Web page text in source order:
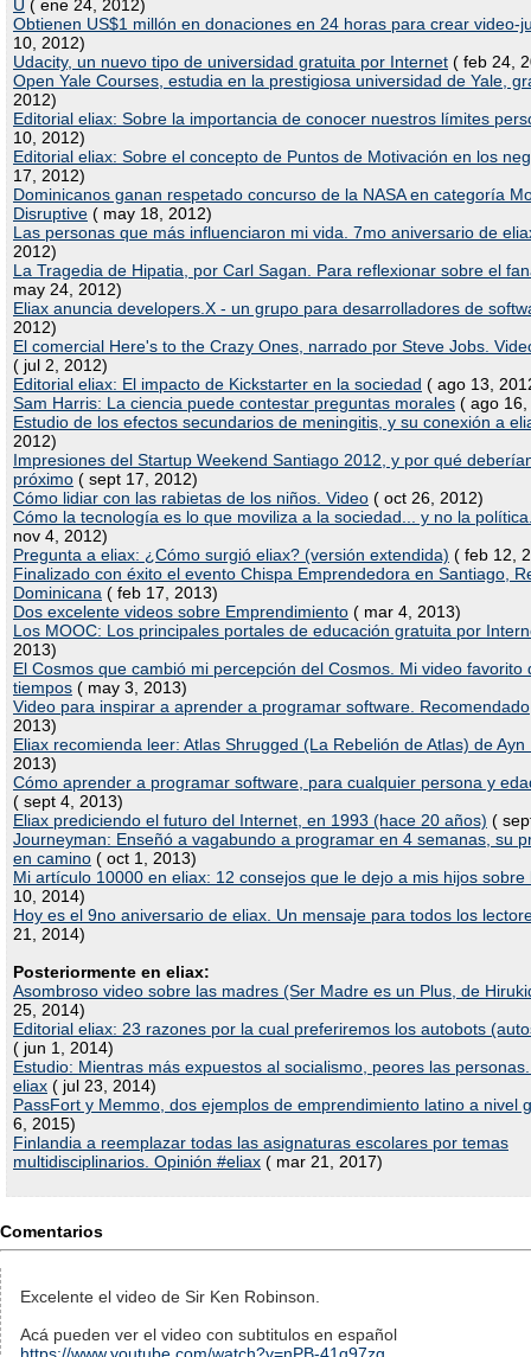
U ( ene 24, 2012)
Obtienen US$1 millón en donaciones en 24 horas para crear video-
10, 2012)
Udacity, un nuevo tipo de universidad gratuita por Internet ( feb 24,
Open Yale Courses, estudia en la prestigiosa universidad de Yale,
2012)
Editorial eliax: Sobre la importancia de conocer nuestros límites
10, 2012)
Editorial eliax: Sobre el concepto de Puntos de Motivación en los
17, 2012)
Dominicanos ganan respetado concurso de la NASA en categoría
Disruptive ( may 18, 2012)
Las personas que más influenciaron mi vida. 7mo aniversario de
2012)
La Tragedia de Hipatia, por Carl Sagan. Para reflexionar sobre el
may 24, 2012)
Eliax anuncia developers.X - un grupo para desarrolladores de
2012)
El comercial Here's to the Crazy Ones, narrado por Steve Jobs.
( jul 2, 2012)
Editorial eliax: El impacto de Kickstarter en la sociedad ( ago 13,
Sam Harris: La ciencia puede contestar preguntas morales ( ago
Estudio de los efectos secundarios de meningitis, y su conexión a
2012)
Impresiones del Startup Weekend Santiago 2012, y por qué
próximo ( sept 17, 2012)
Cómo lidiar con las rabietas de los niños. Video ( oct 26, 2012)
Cómo la tecnología es lo que moviliza a la sociedad... y no la
nov 4, 2012)
Pregunta a eliax: ¿Cómo surgió eliax? (versión extendida) ( feb 12,
Finalizado con éxito el evento Chispa Emprendedora en Santiago,
Dominicana ( feb 17, 2013)
Dos excelente videos sobre Emprendimiento ( mar 4, 2013)
Los MOOC: Los principales portales de educación gratuita por
2013)
El Cosmos que cambió mi percepción del Cosmos. Mi video favorito
tiempos ( may 3, 2013)
Video para inspirar a aprender a programar software. Recomendado
2013)
Eliax recomienda leer: Atlas Shrugged (La Rebelión de Atlas) de Ayn
2013)
Cómo aprender a programar software, para cualquier persona y
( sept 4, 2013)
Eliax prediciendo el futuro del Internet, en 1993 (hace 20 años) (
Journeyman: Enseñó a vagabundo a programar en 4 semanas, su
en camino ( oct 1, 2013)
Mi artículo 10000 en eliax: 12 consejos que le dejo a mis hijos sobre
10, 2014)
Hoy es el 9no aniversario de eliax. Un mensaje para todos los
21, 2014)
Posteriormente en eliax:
Asombroso video sobre las madres (Ser Madre es un Plus, de
25, 2014)
Editorial eliax: 23 razones por la cual preferiremos los autobots
( jun 1, 2014)
Estudio: Mientras más expuestos al socialismo, peores las
eliax ( jul 23, 2014)
PassFort y Memmo, dos ejemplos de emprendimiento latino a nivel
6, 2015)
Finlandia a reemplazar todas las asignaturas escolares por temas
multidisciplinarios. Opinión #eliax ( mar 21, 2017)
Comentarios
Excelente el video de Sir Ken Robinson.
Acá pueden ver el video con subtitulos en español